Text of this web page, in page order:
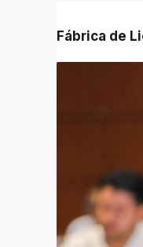
Fábrica de